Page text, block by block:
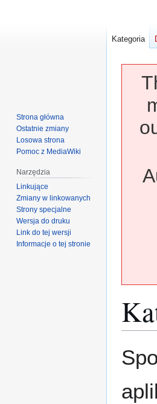
do
do
Kategoria
Strona główna
Ostatnie zmiany
Losowa strona
Pomoc z MediaWiki
Narzędzia
Linkujące
Zmiany w linkowanych
Strony specjalne
Wersja do druku
Link do tej wersji
Informacje o tej stronie